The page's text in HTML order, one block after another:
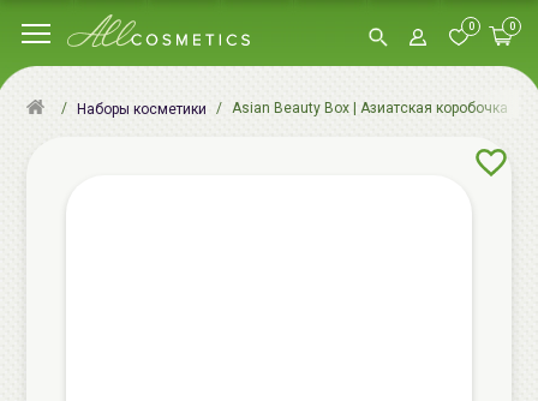
0 0
Наборы косметики Asian Beauty Box | Азиатская коробочка